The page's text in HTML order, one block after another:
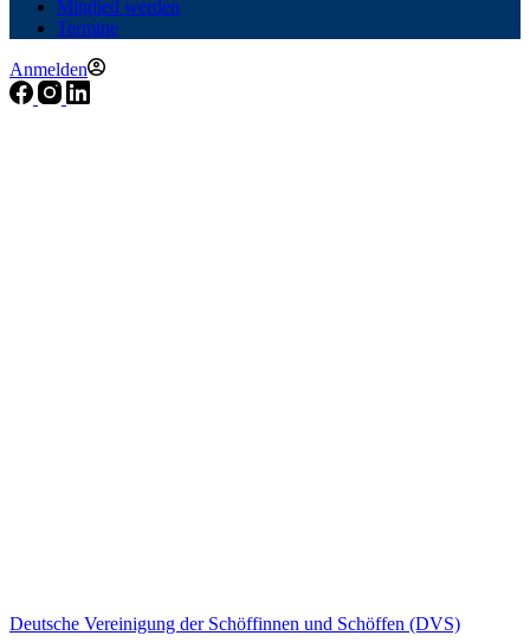
Mitglied werden
Termine
Anmelden
Deutsche Vereinigung der Schöffinnen und Schöffen (DVS)